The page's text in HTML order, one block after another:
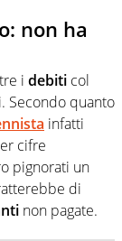
non ha
i debiti col
Secondo quanto
infatti
cifre
pignorati un
di
non pagate.